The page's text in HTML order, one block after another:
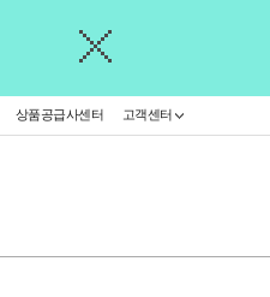
상품공급사센터 고객센터